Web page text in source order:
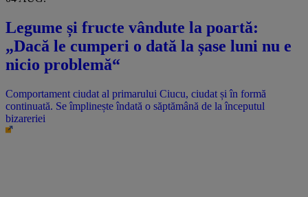
Legume și fructe vândute la poartă:
„Dacă le cumperi o dată la șase luni nu e
nicio problemă“
Comportament ciudat al primarului Ciucu, ciudat și în formă
continuată. Se împlinește îndată o săptămână de la începutul
bizareriei